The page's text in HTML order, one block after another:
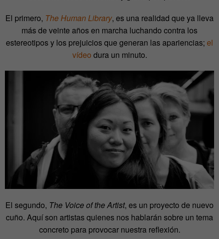
El primero, The Human Library, es una realidad que ya lleva
más de veinte años en marcha luchando contra los
estereotipos y los prejuicios que generan las apariencias; el
vídeo dura un minuto.
El segundo, The Voice of the Artist, es un proyecto de nuevo
cuño. Aquí son artistas quienes nos hablarán sobre un tema
concreto para provocar nuestra reflexión.